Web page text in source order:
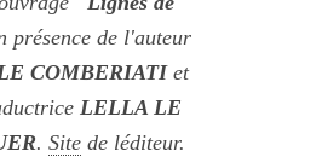
présence de l'auteur
COMBERIATIet
LELLA LE
. Sitede léditeur.